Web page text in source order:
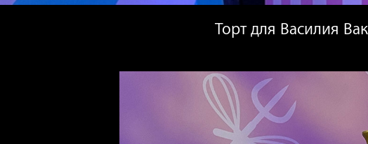
Торт для Василия